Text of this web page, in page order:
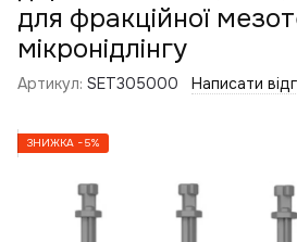
для фракційної
мікронідлінгу
Артикул: SET305000 Написати
ЗНИЖКА −5%